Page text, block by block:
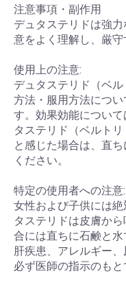
注意事項・副作用
デュタステリドは強
意をよく理解し、厳守
使用上の注意:
デュタステリド（ベ
方法・服用方法につ
す。効果効能につい
タステリド（ベルト
と感じた場合は、直
ください。
特定の使用者への注意:
女性および子供には
タステリドは皮膚か
合には直ちに石鹸と水
肝疾患、アレルギー、
必ず医師の指示のもと